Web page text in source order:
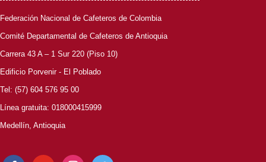
Federación Nacional de Cafeteros de Colombia
Comité Departamental de Cafeteros de Antioquia
Carrera 43 A – 1 Sur 220 (Piso 10)
Edificio Porvenir - El Poblado
Tel: (57) 604 576 95 00
Línea gratuita: 018000415999
Medellín, Antioquia
facebookyoutube instagramtwitter